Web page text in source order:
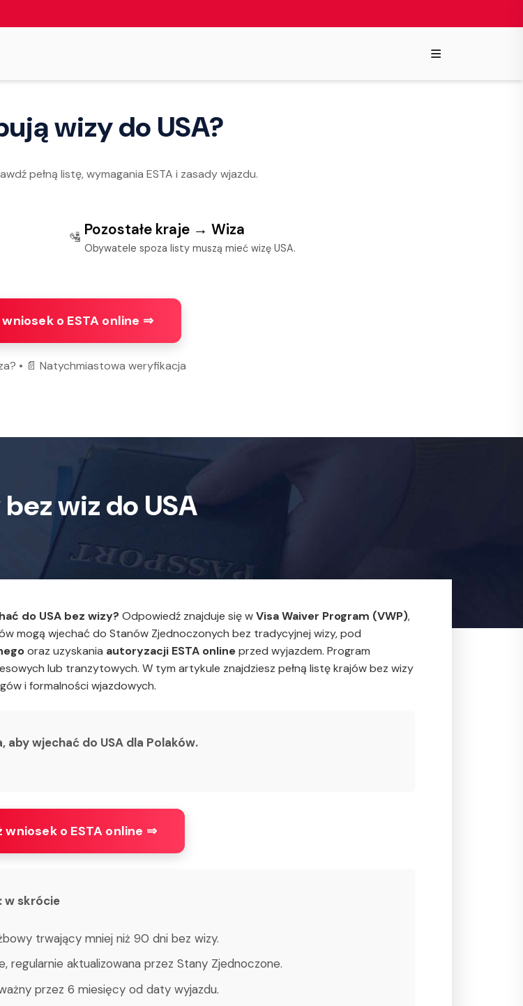
≡
wizy do USA?
pełną listę, wymagania ESTA i zasady wjazdu.
🛂 Pozostałe kraje → Wiza
Obywatele spoza listy muszą mieć wizę USA.
wniosek o ESTA online ⇒
• 📄 Natychmiastowa weryfikacja
wiz do USA
do USA bez wizy? Odpowiedź znajduje się wVisa Waiver Program (VWP),
mogą wjechać do Stanów Zjednoczonych bez tradycyjnej wizy, pod
oraz uzyskania autoryzacji ESTA onlineprzed wyjazdem. Program
lub tranzytowych. W tym artykule znajdziesz pełną listę krajów bez wizy
i formalności wjazdowych.
aby wjechać do USA dla Polaków.
wniosek o ESTA online ⇒
w skrócie
trwający mniej niż 90 dni bez wizy.
regularnie aktualizowana przez Stany Zjednoczone.
przez 6 miesięcy od daty wyjazdu.